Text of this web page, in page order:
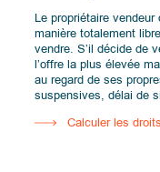
Le propriétaire
manière totalement
vendre. S’il décide de
l’offre la plus élevée
au regard de ses
suspensives, délai de
Calculer les